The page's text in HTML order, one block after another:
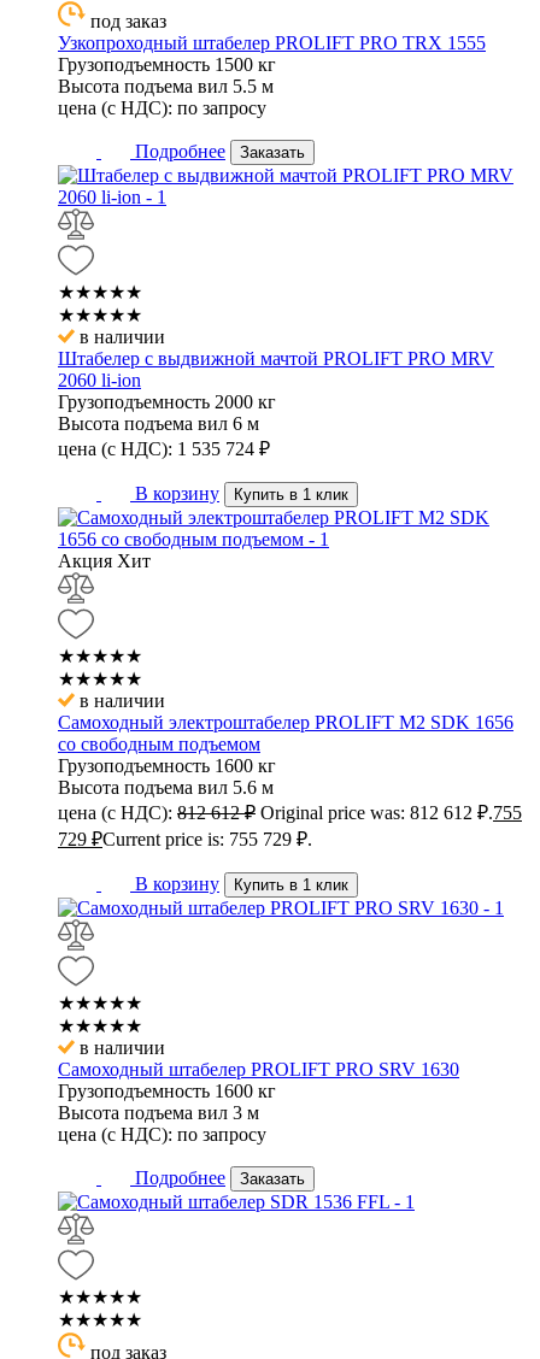
под заказ
Узкопроходный штабелер PROLIFT PRO TRX 1555
Грузоподъемность 1500 кг
Высота подъема вил 5.5 м
цена (с НДС): по запросу
Подробнее Заказать
★★★★★
★★★★★
в наличии
Штабелер с выдвижной мачтой PROLIFT PRO MRV
2060 li-ion
Грузоподъемность 2000 кг
Высота подъема вил 6 м
цена (с НДС): 1 535 724 ₽
В корзину Купить в 1 клик
Акция Хит
★★★★★
★★★★★
в наличии
Самоходный электроштабелер PROLIFT M2 SDK 1656
со свободным подъемом
Грузоподъемность 1600 кг
Высота подъема вил 5.6 м
цена (с НДС): 812 612₽ Original price was: 812 612 ₽.755
729 ₽Current price is: 755 729 ₽.
В корзину Купить в 1 клик
★★★★★
★★★★★
в наличии
Самоходный штабелер PROLIFT PRO SRV 1630
Грузоподъемность 1600 кг
Высота подъема вил 3 м
цена (с НДС): по запросу
Подробнее Заказать
★★★★★
★★★★★
под заказ